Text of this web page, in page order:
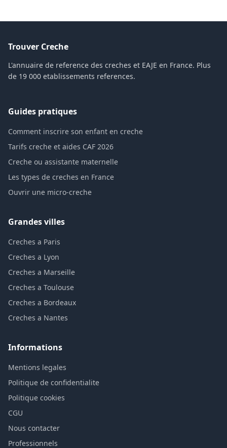
Trouver Creche
L'annuaire de reference des creches et EAJE en France. Plus
de 19 000 etablissements references.
Guides pratiques
Comment inscrire son enfant en creche
Tarifs creche et aides CAF 2026
Creche ou assistante maternelle
Les types de creches en France
Ouvrir une micro-creche
Grandes villes
Creches a Paris
Creches a Lyon
Creches a Marseille
Creches a Toulouse
Creches a Bordeaux
Creches a Nantes
Informations
Mentions legales
Politique de confidentialite
Politique cookies
CGU
Nous contacter
Professionnels